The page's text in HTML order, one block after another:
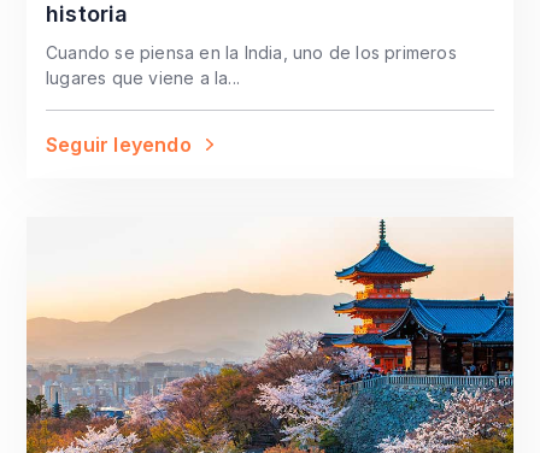
historia
Cuando se piensa en la India, uno de los primeros
lugares que viene a la...
Seguir leyendo